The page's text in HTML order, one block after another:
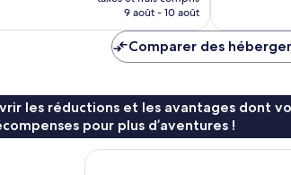
prix
de
198 €
9 août - 10 août
Comparer des
les réductions et les avantages dont
pour plus d’aventures !